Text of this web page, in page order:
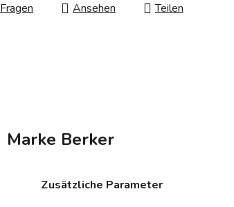
Fragen Ansehen Teilen
Marke Berker
Zusätzliche Parameter